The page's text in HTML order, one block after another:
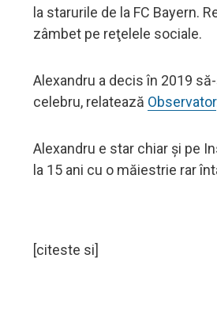
la starurile de la FC Bayern.
zâmbet pe reţelele sociale.
Alexandru a decis în 2019
celebru, relatează Observator
Alexandru e star chiar şi pe
la 15 ani cu o măiestrie rar
[citeste si]